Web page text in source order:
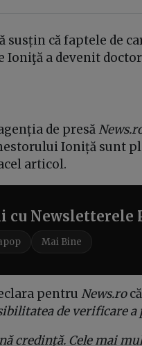
că faptele de
Ioniţă a devenit
de presă
Ioniță sunt
articol.
Newsletterele
Mai Bine
pentru News.ro
de verificare a
credință. Cele mai